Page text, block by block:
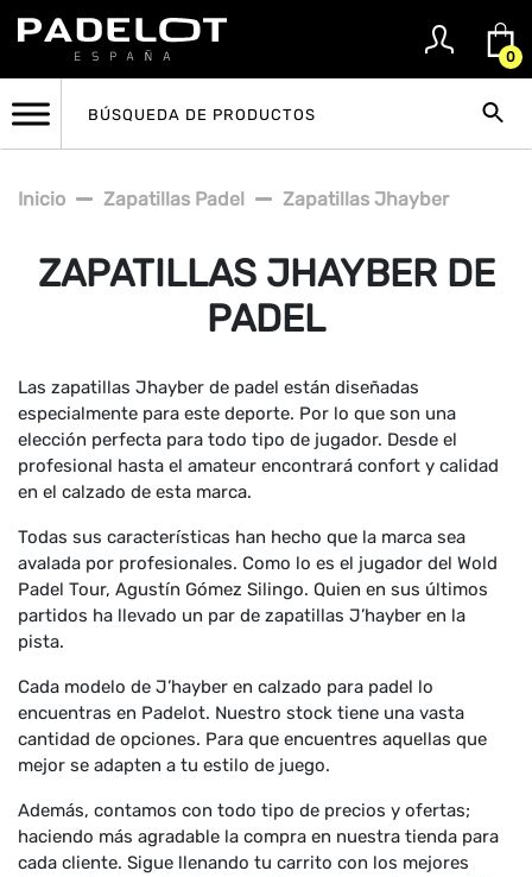
0
Inicio Zapatillas Padel Zapatillas Jhayber
ZAPATILLAS JHAYBER DE
PADEL
Las zapatillas Jhayber de padel están diseñadas
especialmente para este deporte. Por lo que son una
elección perfecta para todo tipo de jugador. Desde el
profesional hasta el amateur encontrará confort y calidad
en el calzado de esta marca.
Todas sus características han hecho que la marca sea
avalada por profesionales. Como lo es el jugador del Wold
Padel Tour, Agustín Gómez Silingo. Quien en sus últimos
partidos ha llevado un par de zapatillas J’hayber en la
pista.
Cada modelo de J’hayber en calzado para padel lo
encuentras en Padelot. Nuestro stock tiene una vasta
cantidad de opciones. Para que encuentres aquellas que
mejor se adapten a tu estilo de juego.
Además, contamos con todo tipo de precios y ofertas;
haciendo más agradable la compra en nuestra tienda para
cada cliente. Sigue llenando tu carrito con los mejores